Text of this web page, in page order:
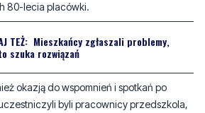
okazją do wspomnień i spotkań po
byli pracownicy przedszkola,
rodzice. Wielu gości miało możliwość
wiążą się ważne wspomnienia z